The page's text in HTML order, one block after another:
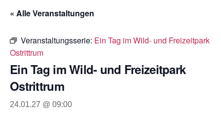
« Alle Veranstaltungen
Veranstaltungsserie: Ein Tag im Wild- und Freizeitpark
Ostrittrum
Ein Tag im Wild- und Freizeitpark
Ostrittrum
24.01.27 @ 09:00